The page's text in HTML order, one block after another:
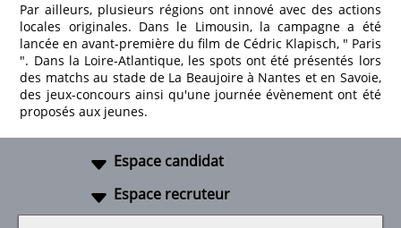
Par ailleurs, plusieurs régions ont innové avec des actions
locales originales. Dans le Limousin, la campagne a été
lancée en avant-première du film de Cédric Klapisch, " Paris
". Dans la Loire-Atlantique, les spots ont été présentés lors
des matchs au stade de La Beaujoire à Nantes et en Savoie,
des jeux-concours ainsi qu'une journée évènement ont été
proposés aux jeunes.
Espace candidat
Espace recruteur